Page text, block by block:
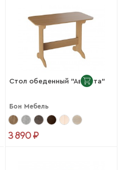
Стол обеденный "Августа"
Бон Мебель
3 890 ₽